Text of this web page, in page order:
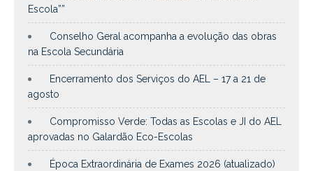
Escola””
Conselho Geral acompanha a evolução das obras
na Escola Secundária
Encerramento dos Serviços do AEL – 17 a 21 de
agosto
Compromisso Verde: Todas as Escolas e JI do AEL
aprovadas no Galardão Eco-Escolas
Época Extraordinária de Exames 2026 (atualizado)